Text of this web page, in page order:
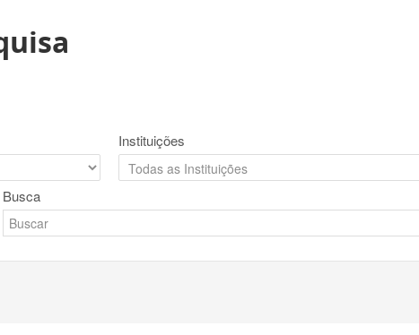
Instituições
Busca